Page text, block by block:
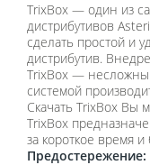
TrixBox — один из
дистрибутивов
сделать простой и
дистрибутив.
TrixBox —
системой
Скачать TrixBox Вы
TrixBox
за короткое время
Предостережение: